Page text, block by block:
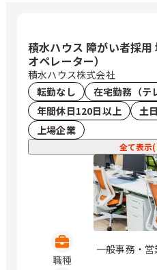
積水ハウス 障がい者採
オペレーター）
積水ハウス株式会社
転勤なし
在宅勤務（テ
年間休日120日以上
土
上場企業
全て表示
職種
一般事務・